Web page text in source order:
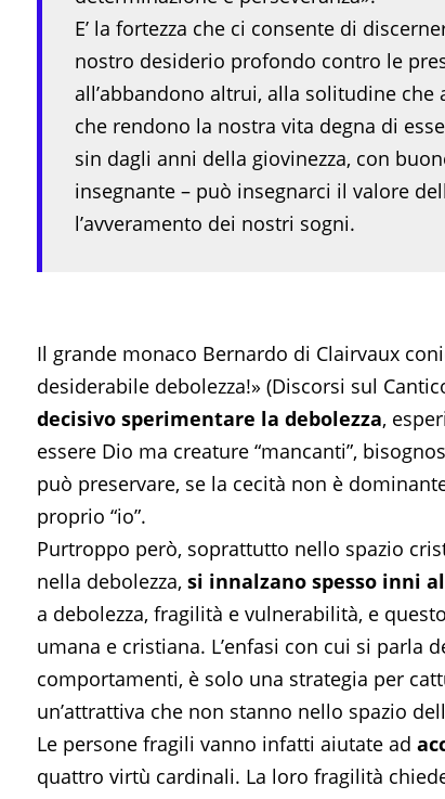
E’ la fortezza che ci consente di
nostro desiderio profondo contro le
all’abbandono altrui, alla solitudine
che rendono la nostra vita degna di
sin dagli anni della giovinezza, con
insegnante – può insegnarci il valore
l’avveramento dei nostri sogni.
Il grande monaco Bernardo di Clairvaux
desiderabile debolezza!» (Discorsi sul
decisivo sperimentare la debolezza,
essere Dio ma creature “mancanti”,
può preservare, se la cecità non è
proprio “io”.
Purtroppo però, soprattutto nello spazio
nella debolezza, si innalzano spesso inni
a debolezza, fragilità e vulnerabilità, e
umana e cristiana. L’enfasi con cui si
comportamenti, è solo una strategia per
un’attrattiva che non stanno nello spazio
Le persone fragili vanno infatti aiutate ad
quattro virtù cardinali. La loro fragilità